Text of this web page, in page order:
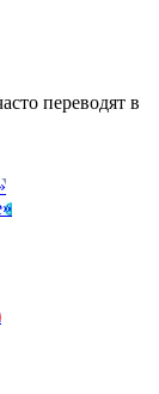
переводят в